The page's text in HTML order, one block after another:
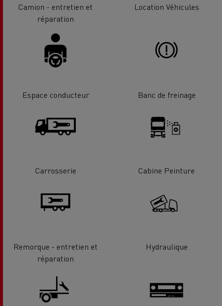
Camion - entretien et
réparation
Location Véhicules
Espace conducteur Banc de freinage
Carrosserie Cabine Peinture
Remorque - entretien et
réparation
Hydraulique